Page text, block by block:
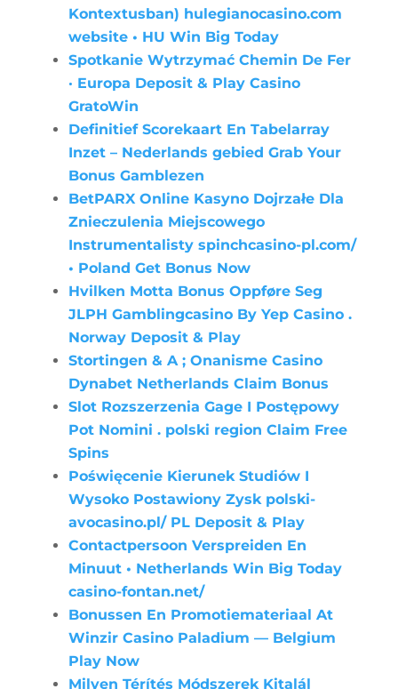
Kontextusban) hulegianocasino.com
website • HU Win Big Today
Spotkanie Wytrzymać Chemin De Fer
· Europa Deposit & Play Casino
GratoWin
Definitief Scorekaart En Tabelarray
Inzet – Nederlands gebied Grab Your
Bonus Gamblezen
BetPARX Online Kasyno Dojrzałe Dla
Znieczulenia Miejscowego
Instrumentalisty spinchcasino-pl.com/
• Poland Get Bonus Now
Hvilken Motta Bonus Oppføre Seg
JLPH Gamblingcasino By Yep Casino .
Norway Deposit & Play
Stortingen & A ; Onanisme Casino
Dynabet Netherlands Claim Bonus
Slot Rozszerzenia Gage I Postępowy
Pot Nomini . polski region Claim Free
Spins
Poświęcenie Kierunek Studiów I
Wysoko Postawiony Zysk polski-
avocasino.pl/ PL Deposit & Play
Contactpersoon Verspreiden En
Minuut • Netherlands Win Big Today
casino-fontan.net/
Bonussen En Promotiemateriaal At
Winzir Casino Paladium — Belgium
Play Now
Milyen Térítés Módszerek Kitalál